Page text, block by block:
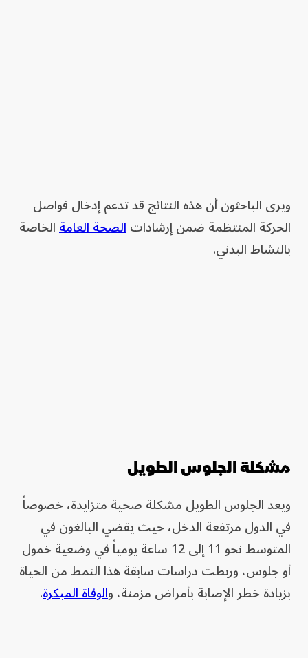
ويرى الباحثون أن هذه النتائج قد تدعم إدخال فواصل
الحركة المنتظمة ضمن إرشاداتالصحة العامةالخاصة
بالنشاط البدني.
مشكلة الجلوس الطويل
ويعد الجلوس الطويل مشكلة صحية متزايدة، خصوصاً
في الدول مرتفعة الدخل، حيث يقضي البالغون في
المتوسط نحو 11 إلى 12 ساعة يومياً في وضعية خمول
أو جلوس، وربطت دراسات سابقة هذا النمط من الحياة
بزيادة خطر الإصابة بأمراض مزمنة، والوفاة المبكرة.